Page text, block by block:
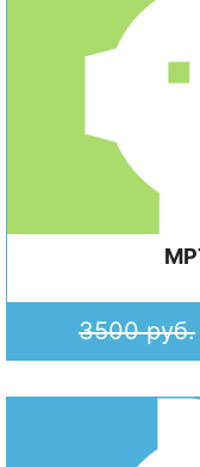
3500 руб.